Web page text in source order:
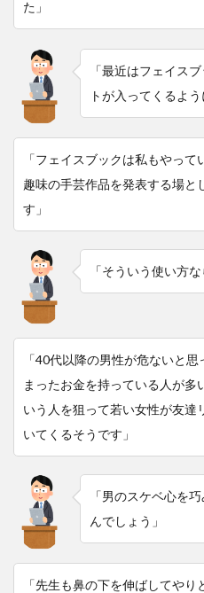
た」
「最近はフェイス
トが入ってくるよう
「フェイスブックは私もやって
趣味の手芸作品を発表する場と
す」
「そういう使い方
「40代以降の男性が危ないと思
まったお金を持っている人が多
いう人を狙って若い女性が友達
いてくるそうです」
「男のスケベ心を
んでしょう」
「先生も鼻の下を伸ばしてやり